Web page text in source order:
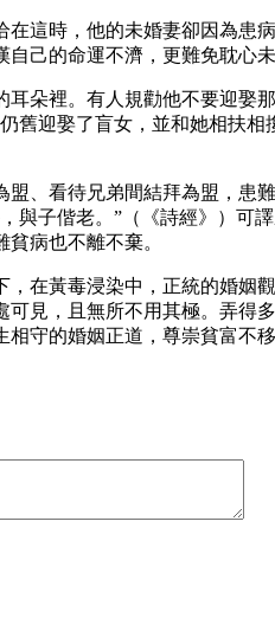
這時，他的未婚妻卻因為患
己的命運不濟，更難免耽心
朵裡。有人規勸他不要迎娶
舊迎娶了盲女，並和她相扶
、看待兄弟間結拜為盟，患
與子偕老。”（《詩經》）
病也不離不棄。
在黃毒浸染中，正統的婚
見，且無所不用其極。弄
守的婚姻正道，尊崇貧富不